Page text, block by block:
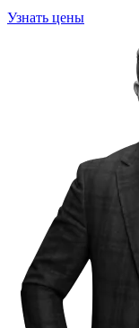
Узнать цены